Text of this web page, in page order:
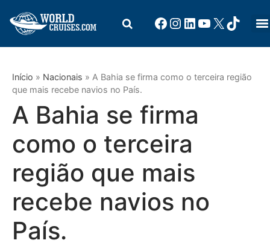
Início » Nacionais » A Bahia se firma como o terceira região
que mais recebe navios no País.
A Bahia se firma
como o terceira
região que mais
recebe navios no
País.